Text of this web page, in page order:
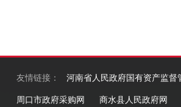
友情链接： 河南省人民政府国有资产监督
周口市政府采购网 商水县人民政府网